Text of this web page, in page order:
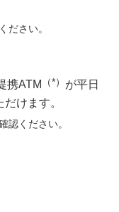
ださい。
携ATM （*） が平日
けます。
認ください。